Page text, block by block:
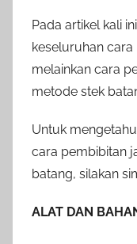
Pada artikel kali
keseluruhan
melainkan cara
metode stek
Untuk
cara pembibitan
batang, silakan
ALAT DAN